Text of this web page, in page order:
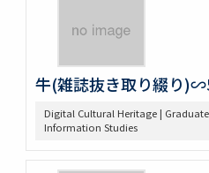
牛(雑誌抜き取り綴り
Digital Cultural Heritage |
Information Studies